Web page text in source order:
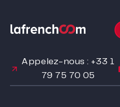
Appelez-nous : +33 1
79 75 70 05